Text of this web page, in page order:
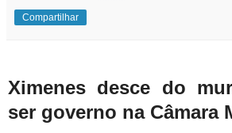
Compartilhar
Ximenes desce do
ser governo na Câmara